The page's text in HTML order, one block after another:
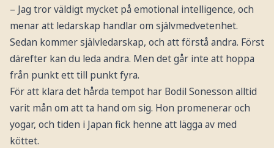
– Jag tror väldigt mycket på emotional intelligence, och
menar att ledarskap handlar om självmedvetenhet.
Sedan kommer självledarskap, och att förstå andra. Först
därefter kan du leda andra. Men det går inte att hoppa
från punkt ett till punkt fyra.
För att klara det hårda tempot har Bodil Sonesson alltid
varit mån om att ta hand om sig. Hon promenerar och
yogar, och tiden i Japan fick henne att lägga av med
köttet.